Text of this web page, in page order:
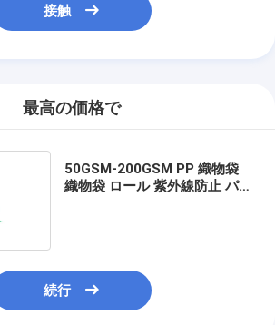
接触
最高の価格で
50GSM-200GSM PP 織物袋
織物袋 ロール 紫外線防止 パ
続行